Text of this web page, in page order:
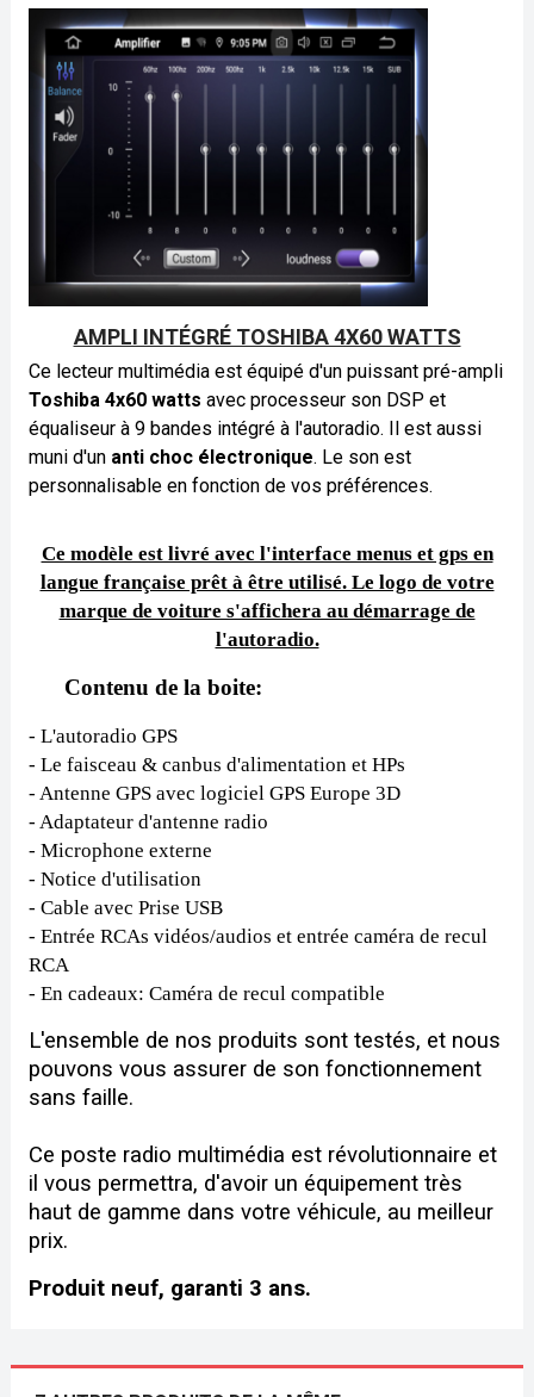
AMPLI INTÉGRÉ TOSHIBA 4X60 WATTS
Ce lecteur multimédia est équipé d'un puissant pré-ampli
Toshiba 4x60 watts avec processeur son DSP et
équaliseur à 9 bandes intégré à l'autoradio. Il est aussi
muni d'un anti choc électronique. Le son est
personnalisable en fonction de vos préférences.
Ce modèle est livré avec l'interface menus et gps en
langue française prêt à être utilisé. Le logo de votre
marque de voiture s'affichera au démarrage de
l'autoradio.
Contenu de la boite:
- L'autoradio GPS
- Le faisceau & canbus d'alimentation et HPs
- Antenne GPS avec logiciel GPS Europe 3D
- Adaptateur d'antenne radio
- Microphone externe
- Notice d'utilisation
- Cable avec Prise USB
- Entrée RCAs vidéos/audios et entrée caméra de recul
RCA
- En cadeaux: Caméra de recul compatible
L'ensemble de nos produits sont testés, et nous
pouvons vous assurer de son fonctionnement
sans faille.
Ce poste radio multimédia est révolutionnaire et
il vous permettra, d'avoir un équipement très
haut de gamme dans votre véhicule, au meilleur
prix.
Produit neuf, garanti 3 ans.